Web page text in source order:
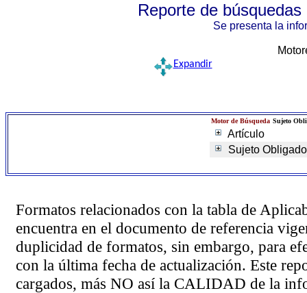
Reporte de
Se presenta la
Expandir
Motor de Búsqueda Sujeto
Artículo
Sujeto Obligado
Formatos relacionados con la tabla de
encuentra en el documento de referencia
duplicidad de formatos, sin embargo, para
con la última fecha de actualización. Este
cargados, más NO así la CALIDAD de la